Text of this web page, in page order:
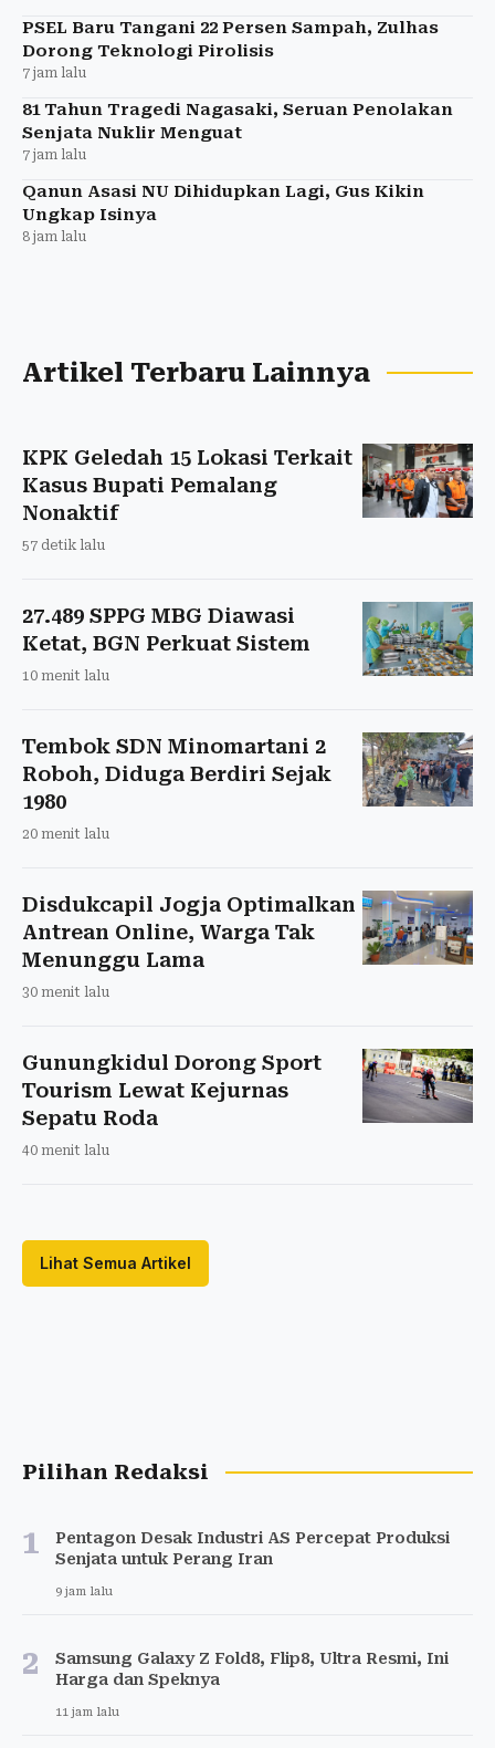
PSEL Baru Tangani 22 Persen Sampah, Zulhas
Dorong Teknologi Pirolisis
7 jam lalu
81 Tahun Tragedi Nagasaki, Seruan Penolakan
Senjata Nuklir Menguat
7 jam lalu
Qanun Asasi NU Dihidupkan Lagi, Gus Kikin
Ungkap Isinya
8 jam lalu
Artikel Terbaru Lainnya
KPK Geledah 15 Lokasi Terkait
Kasus Bupati Pemalang
Nonaktif
57 detik lalu
27.489 SPPG MBG Diawasi
Ketat, BGN Perkuat Sistem
10 menit lalu
Tembok SDN Minomartani 2
Roboh, Diduga Berdiri Sejak
1980
20 menit lalu
Disdukcapil Jogja Optimalkan
Antrean Online, Warga Tak
Menunggu Lama
30 menit lalu
Gunungkidul Dorong Sport
Tourism Lewat Kejurnas
Sepatu Roda
40 menit lalu
Lihat Semua Artikel
Pilihan Redaksi
1
Pentagon Desak Industri AS Percepat Produksi
Senjata untuk Perang Iran
9 jam lalu
2
Samsung Galaxy Z Fold8, Flip8, Ultra Resmi, Ini
Harga dan Speknya
11 jam lalu